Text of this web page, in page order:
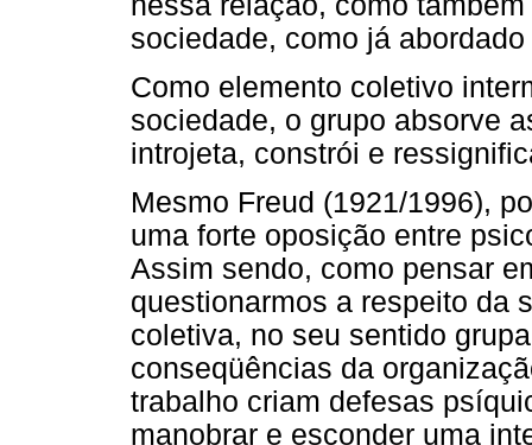
sociedade, como já
Como elemento coletivo
sociedade, o grupo absorve
introjeta, constrói e
Mesmo Freud (1921/1996),
uma forte oposição entre
Assim sendo, como pensar
questionarmos a respeito da
coletiva, no seu sentido
conseqüências da
trabalho criam defesas
manobrar e esconder uma